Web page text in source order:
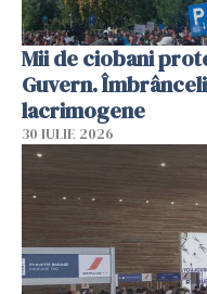
Mii de ciobani
Guvern.
lacrimogene
30 IULIE 2026